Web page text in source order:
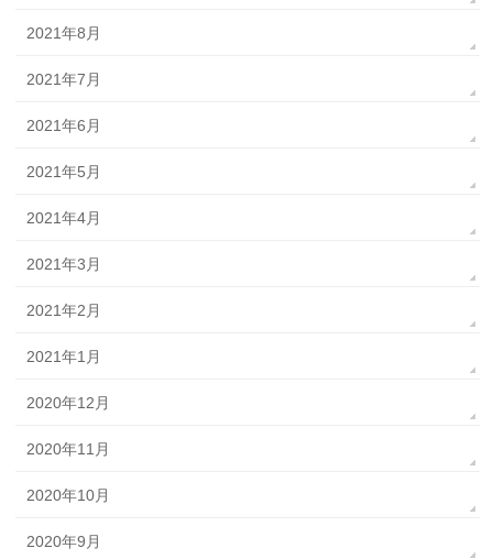
2021年8月
2021年7月
2021年6月
2021年5月
2021年4月
2021年3月
2021年2月
2021年1月
2020年12月
2020年11月
2020年10月
2020年9月